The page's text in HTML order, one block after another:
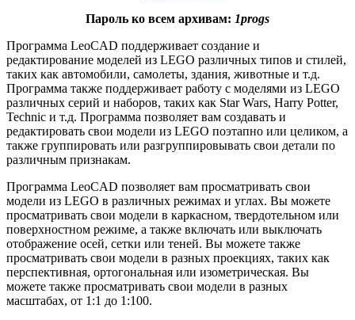
Пароль ко всем архивам: 1progs
Программа LeoCAD поддерживает создание и
редактирование моделей из LEGO различных типов и стилей,
таких как автомобили, самолеты, здания, животные и т.д.
Программа также поддерживает работу с моделями из LEGO
различных серий и наборов, таких как Star Wars, Harry Potter,
Technic и т.д. Программа позволяет вам создавать и
редактировать свои модели из LEGO поэтапно или целиком, а
также группировать или разгруппировывать свои детали по
различным признакам.
Программа LeoCAD позволяет вам просматривать свои
модели из LEGO в различных режимах и углах. Вы можете
просматривать свои модели в каркасном, твердотельном или
поверхностном режиме, а также включать или выключать
отображение осей, сетки или теней. Вы можете также
просматривать свои модели в разных проекциях, таких как
перспективная, ортогональная или изометрическая. Вы
можете также просматривать свои модели в разных
масштабах, от 1:1 до 1:100.